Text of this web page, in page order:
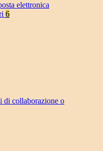
elettronica
6
di collaborazione o